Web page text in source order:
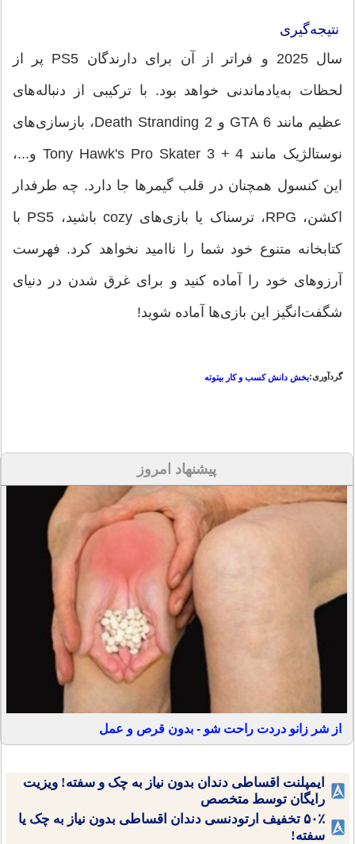
نتیجه‌گیری
سال 2025 و فراتر از آن برای دارندگان PS5 پر از
لحظات به‌یادماندنی خواهد بود. با ترکیبی از دنباله‌های
عظیم مانند GTA 6 و Death Stranding 2، بازسازی‌های
نوستالژیک مانند Tony Hawk's Pro Skater 3 + 4 و...،
این کنسول همچنان در قلب گیمرها جا دارد. چه طرفدار
اکشن، RPG، ترسناک یا بازی‌های cozy باشید، PS5 با
کتابخانه متنوع خود شما را ناامید نخواهد کرد. فهرست
آرزوهای خود را آماده کنید و برای غرق شدن در دنیای
شگفت‌انگیز این بازی‌ها آماده شوید!
گردآوری:بخش دانش کسب و کار بیتوته
پیشنهاد امروز
از شر زانو دردت راحت شو - بدون قرص و عمل
ایمپلنت اقساطی دندان بدون نیاز به چک و سفته! ویزیت
رایگان توسط متخصص
۵۰٪ تخفیف ارتودنسی دندان اقساطی بدون نیاز به چک یا
سفته!